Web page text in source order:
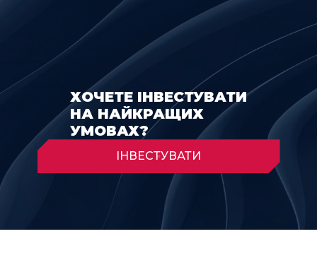
ХОЧЕТЕ ІНВЕСТУВАТИ
НА НАЙКРАЩИХ
УМОВАХ?
ІНВЕСТУВАТИ